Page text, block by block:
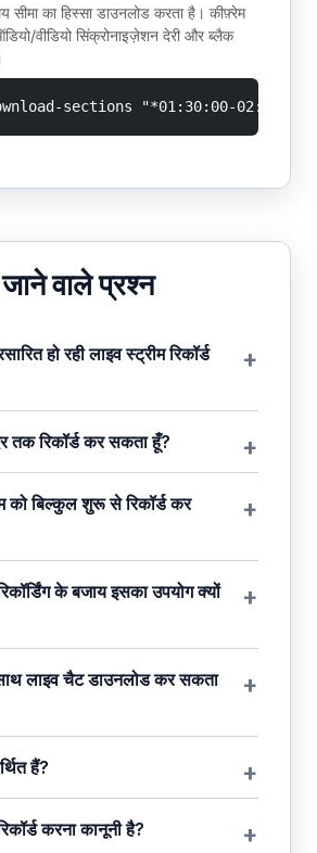
सीमा का हिस्सा डाउनलोड करता है। कीफ़्रेम
वीडियो सिंक्रोनाइज़ेशन देरी और ब्लैक
sections "*01:30:00-
वाले प्रश्न
हो रही लाइव स्ट्रीम रिकॉर्ड
तक रिकॉर्ड कर सकता हूँ?
को बिल्कुल शुरू से रिकॉर्ड कर
के बजाय इसका उपयोग क्यों
लाइव चैट डाउनलोड कर सकता
हैं?
करना कानूनी है?